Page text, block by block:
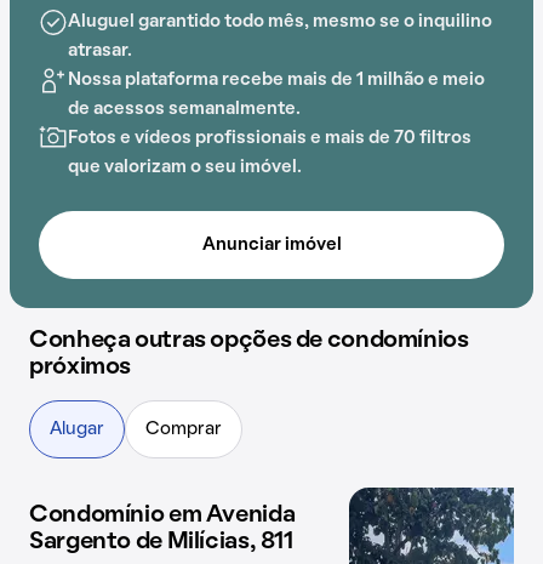
A proximidade com Rio do Pires,
Estação Engenheiro
Rubens Paiva
Fazenda Botafogo acrescenta praticidade e
comodidade na rotina dos que residem no local.
Aluguel garantido todo mês, mesmo se o inquilino
atrasar.
Nossa plataforma recebe mais de 1 milhão e meio
de acessos semanalmente.
Fotos e vídeos profissionais e mais de 70 filtros
que valorizam o seu imóvel.
Anunciar imóvel
Conheça outras opções de condomínios
próximos
Alugar Comprar
1 imóvel disponível
Condomínio em Avenida
Sargento de Milícias, 811